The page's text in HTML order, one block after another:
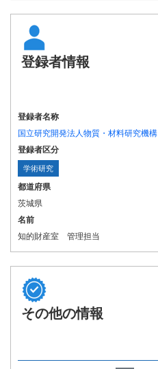
登録者情報
登録者名称
国立研究開発法人物質・材料研究機構
登録者区分
学術研究
都道府県
茨城県
名前
知的財産室 管理担当
その他の情報